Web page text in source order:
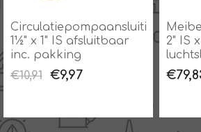
Circulatiepompaansluiting
1½" x 1" IS afsluitbaar
inc. pakking
€10,91
€9,97
2" IS